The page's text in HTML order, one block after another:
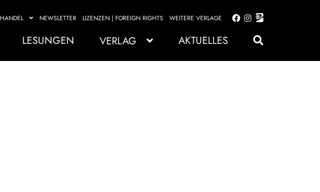
HANDEL NEWSLETTER LIZENZEN | FOREIGN RIGHTS WEITERE VERLAGE
Zur
springen
Zum
springen
LESUNGEN VERLAG AKTUELLES